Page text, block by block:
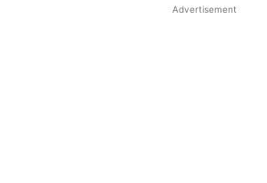
Advertisement